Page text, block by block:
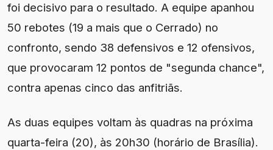
foi decisivo para o resultado. A equipe apanhou
50 rebotes (19 a mais que o Cerrado) no
confronto, sendo 38 defensivos e 12 ofensivos,
que provocaram 12 pontos de "segunda chance",
contra apenas cinco das anfitriãs.
As duas equipes voltam às quadras na próxima
quarta-feira (20), às 20h30 (horário de Brasília).